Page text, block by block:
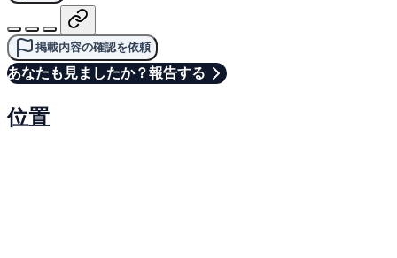
掲載内容の確認を依頼
あなたも見ましたか？報告する
位置